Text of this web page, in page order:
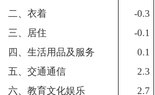
二、衣着
-0.3
三、居住
-0.1
四、生活用品及服务
0.1
五、交通通信
2.3
六、教育文化娱乐
2.7